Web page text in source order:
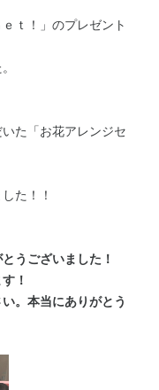
ｔ！」のプレゼント
た 「お花アレンジセ
た！！
うございました！
！
。本当にありがとう